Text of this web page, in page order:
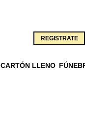
REGISTRATE
CARTÓN LLENO